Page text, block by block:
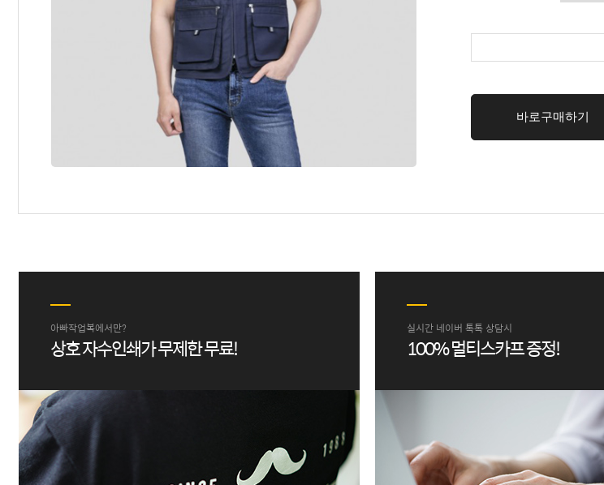
바로구매하기
아빠작업복에서만?
상호 자수인쇄가 무제한 무료!
실시간 네이버 톡톡 상담시
100% 멀티스카프 증정!